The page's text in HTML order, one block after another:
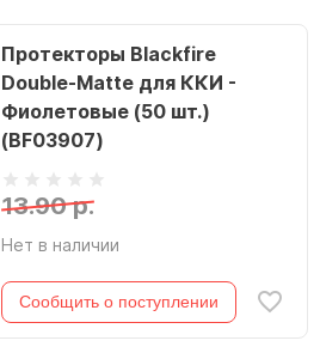
Протекторы Blackfire
Double-Matte для ККИ -
Фиолетовые (50 шт.)
(BF03907)
13.90 р.
Нет в наличии
Сообщить о поступлении